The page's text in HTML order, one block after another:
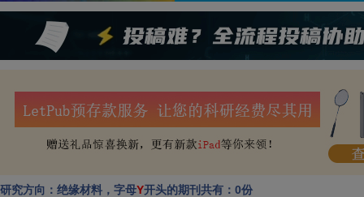
研究方向：绝缘材料，字母Y开头的期刊共有：0份